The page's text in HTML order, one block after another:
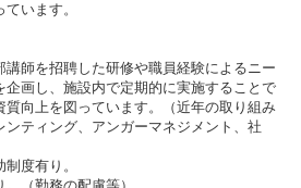
います。
講師を招聘した研修や職員経験によるニー
企画し、施設内で定期的に実施することで
質向上を図っています。（近年の取り組み
ティング、アンガーマネジメント、社
度有り。